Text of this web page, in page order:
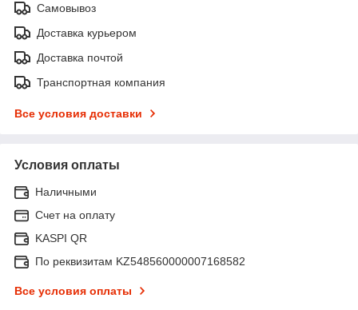
Самовывоз
Доставка курьером
Доставка почтой
Транспортная компания
Все условия доставки
Условия оплаты
Наличными
Счет на оплату
KASPI QR
По реквизитам KZ548560000007168582
Все условия оплаты